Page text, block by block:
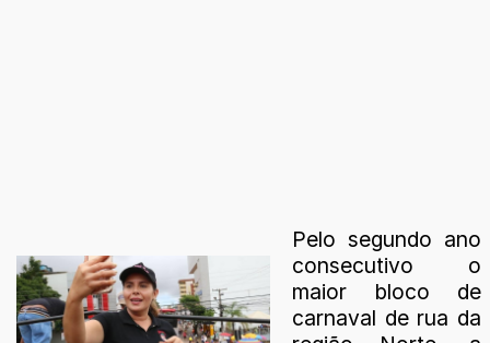
Pelo segundo ano
consecutivo o
maior bloco de
carnaval de rua da